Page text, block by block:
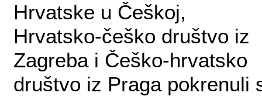
Hrvatske u Češkoj,
Hrvatsko-češko društvo iz
Zagreba i Češko-hrvatsko
društvo iz Praga pokrenuli